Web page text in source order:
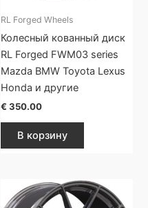
RL Forged Wheels
Колесный кованный диск
RL Forged FWM03 series
Mazda BMW Toyota Lexus
Honda и другие
€ 350.00
В корзину